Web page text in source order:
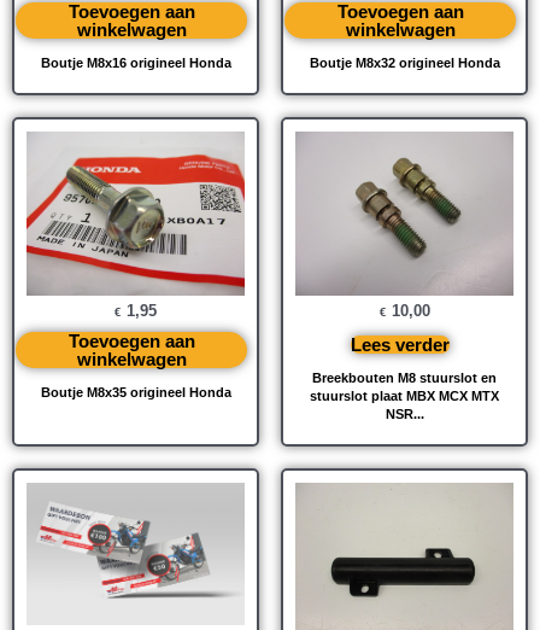
Boutje M8x16 origineel Honda
Toevoegen aan
winkelwagen
Boutje M8x32 origineel Honda
Toevoegen aan
winkelwagen
Boutje M8x35 origineel Honda
€ 1,95
Toevoegen aan
winkelwagen
Breekbouten M8 stuurslot en
stuurslot plaat MBX MCX MTX
NSR...
€ 10,00
Lees verder